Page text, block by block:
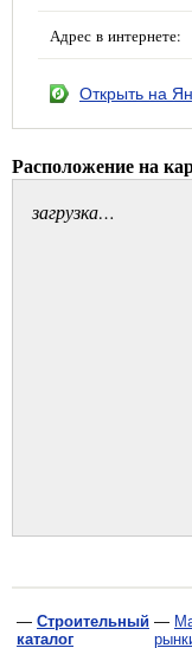
Адрес в интернете:
Открыть на
Расположение на
загрузка…
— Строительный
каталог
—